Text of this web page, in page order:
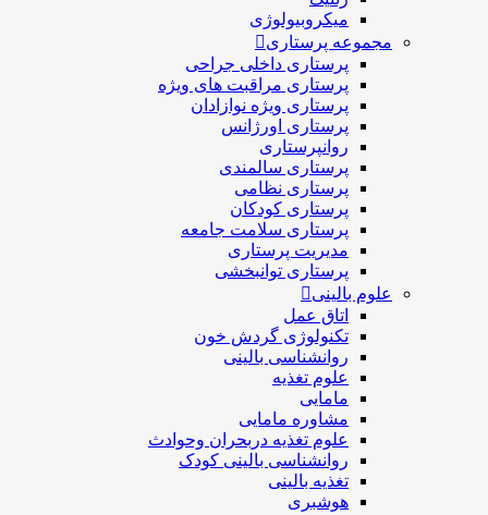
میکروبیولوژی
مجموعه پرستاری
پرستاری داخلی جراحی
پرستاری مراقبت های ويژه
پرستاری ويژه نوازادان
پرستاری اورژانس
روانپرستاری
پرستاری سالمندی
پرستاری نظامی
پرستاری کودکان
پرستاری سلامت جامعه
مدیریت پرستاری
پرستاری توانبخشی
علوم بالینی
اتاق عمل
تکنولوژی گردش خون
روانشناسی بالینی
علوم تغذیه
مامایی
مشاوره مامایی
علوم تغذیه دربحران وحوادث
روانشناسی بالینی کودک
تغذیه بالینی
هوشبری